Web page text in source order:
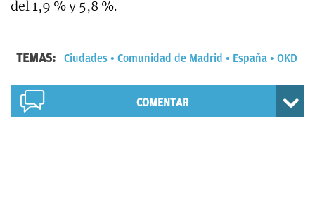
del 1,9 % y 5,8 %.
TEMAS: Ciudades Comunidad de Madrid España OKD
COMENTAR